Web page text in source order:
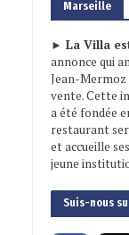
Marseille
► La Villa
annonce qui
Jean-
vente. Cette
a été fondée
restaurant
et accueille
jeune
Suis-nous